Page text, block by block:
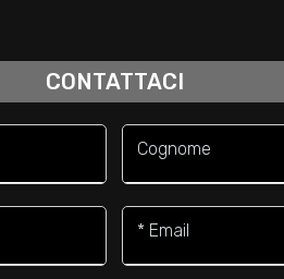
CONTATTACI
Cognome
* Email